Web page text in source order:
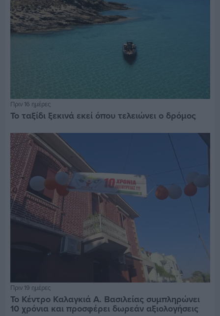
Πριν 16 ημέρες
Το ταξίδι ξεκινά εκεί όπου τελειώνει ο δρόμος
Πριν 19 ημέρες
Το Κέντρο Καλαγκιά Α. Βασιλείας συμπληρώνει
10 χρόνια και προσφέρει δωρεάν αξιολογήσεις